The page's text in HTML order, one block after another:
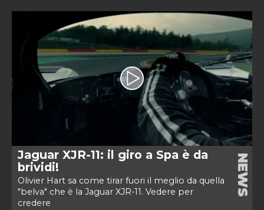
Jaguar XJR-11: il giro a Spa è da
brividi!
Olivier Hart sa come tirar fuori il meglio da quella
"belva" che è la Jaguar XJR-11. Vedere per
credere
NEWS